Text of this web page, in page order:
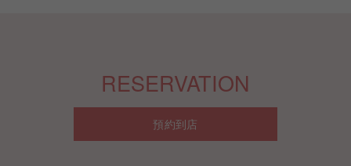
RESERVATION
預約到店